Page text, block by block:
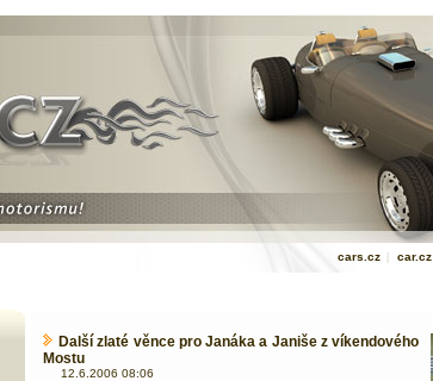
cars.cz | car.cz
Další zlaté věnce pro Janáka a Janiše z víkendového
Mostu
12.6.2006 08:06